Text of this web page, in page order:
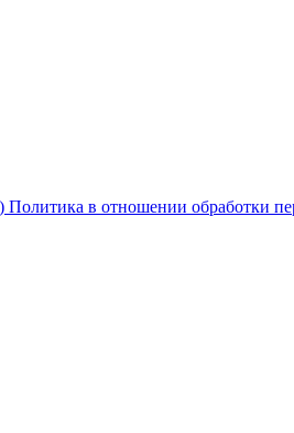
Политика в отношении обработки